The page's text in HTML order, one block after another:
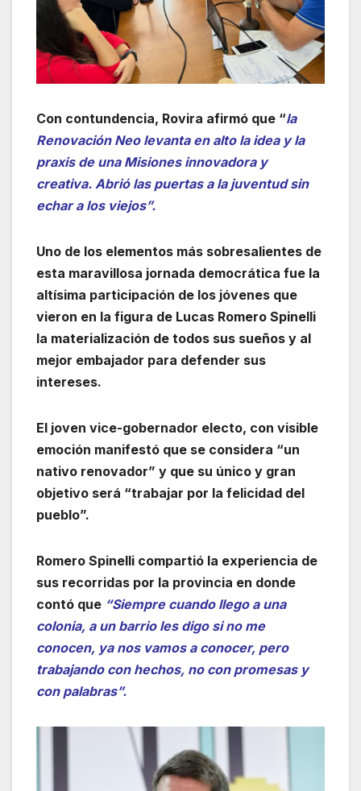
Con contundencia, Rovira afirmó que “la
Renovación Neo levanta en alto la idea y la
praxis de una Misiones innovadora y
creativa. Abrió las puertas a la juventud sin
echar a los viejos”.
Uno de los elementos más sobresalientes de
esta maravillosa jornada democrática fue la
altísima participación de los jóvenes que
vieron en la figura de Lucas Romero Spinelli
la materialización de todos sus sueños y al
mejor embajador para defender sus
intereses.
El joven vice-gobernador electo, con visible
emoción manifestó que se considera “un
nativo renovador” y que su único y gran
objetivo será “trabajar por la felicidad del
pueblo”.
Romero Spinelli compartió la experiencia de
sus recorridas por la provincia en donde
contó que “Siempre cuando llego a una
colonia, a un barrio les digo si no me
conocen, ya nos vamos a conocer, pero
trabajando con hechos, no con promesas y
con palabras”.